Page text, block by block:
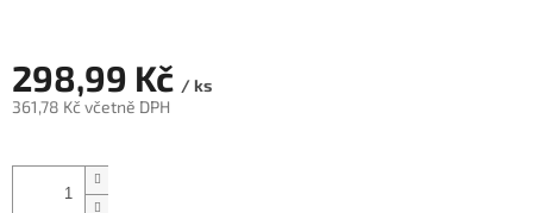
298,99 Kč / ks
361,78 Kč včetně DPH
cena: